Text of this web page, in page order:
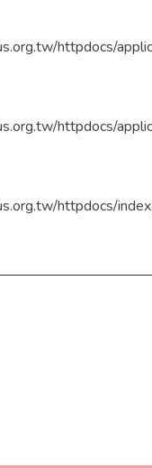
httpdocs/
httpdocs/
httpdocs/